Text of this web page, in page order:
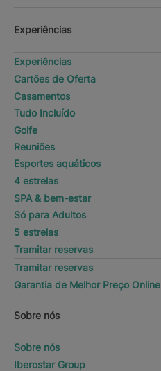
Experiências
Experiências
Cartões de Oferta
Casamentos
Tudo Incluído
Golfe
Reuniões
Esportes aquáticos
4 estrelas
SPA & bem-estar
Só para Adultos
5 estrelas
Tramitar reservas
Tramitar reservas
Garantia de Melhor Preço Online
Sobre nós
Sobre nós
Iberostar Group